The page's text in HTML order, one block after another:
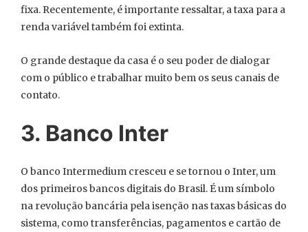
fixa. Recentemente, é importante ressaltar, a taxa para a
renda variável também foi extinta.
O grande destaque da casa é o seu poder de dialogar
com o público e trabalhar muito bem os seus canais de
contato.
3. Banco Inter
O banco Intermedium cresceu e se tornou o Inter, um
dos primeiros bancos digitais do Brasil. É um símbolo
na revolução bancária pela isenção nas taxas básicas do
sistema, como transferências, pagamentos e cartão de